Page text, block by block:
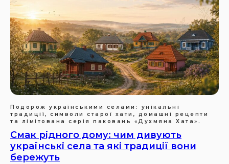
Подорож українськими селами: унікальні
традиції, символи старої хати, домашні рецепти
та лімітована серія паковань «Духмяна Хата».
Смак рідного дому: чим дивують
українські села та які традиції вони
бережуть